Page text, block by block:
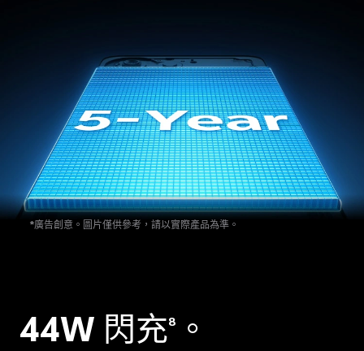
*廣告創意。 圖片僅供參考，請以實際產品為準。
44W 閃充8 。